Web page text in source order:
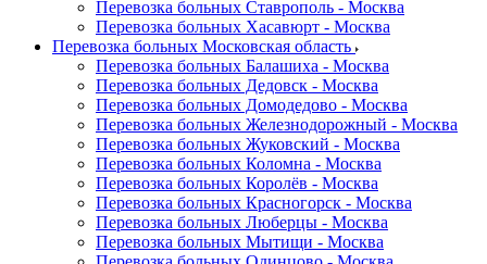
Перевозка больных Ставрополь - Москва
Перевозка больных Хасавюрт - Москва
Перевозка больных Московская область
Перевозка больных Балашиха - Москва
Перевозка больных Дедовск - Москва
Перевозка больных Домодедово - Москва
Перевозка больных Железнодорожный - Москва
Перевозка больных Жуковский - Москва
Перевозка больных Коломна - Москва
Перевозка больных Королёв - Москва
Перевозка больных Красногорск - Москва
Перевозка больных Люберцы - Москва
Перевозка больных Мытищи - Москва